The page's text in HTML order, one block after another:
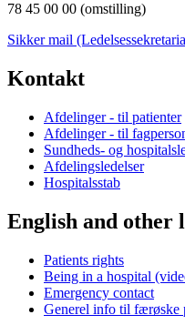
78 45 00 00 (omstilling)
Sikker mail
Kontakt
Afdelinger - til patienter
Afdelinger - til
Sundheds- og
Afdelingsledelser
Hospitalsstab
English and other
Patients rights
Being in a hospital
Emergency contact
Generel info til færøske